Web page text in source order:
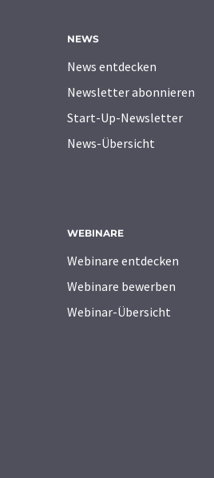
NEWS
News entdecken
Newsletter abonnieren
Start-Up-Newsletter
News-Übersicht
WEBINARE
Webinare entdecken
Webinare bewerben
Webinar-Übersicht